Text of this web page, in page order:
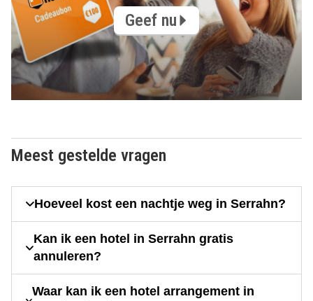
Geef nu
Meest gestelde vragen
Hoeveel kost een nachtje weg in Serrahn?
Kan ik een hotel in Serrahn gratis
annuleren?
Waar kan ik een hotel arrangement in